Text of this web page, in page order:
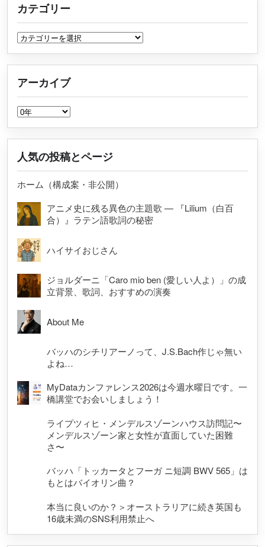
カテゴリー
カテゴリー
アーカイブ
アーカイブ
人気の投稿とページ
ホーム（構成案・非公開）
アニメ史に残る異色の主題歌 — 『Lilium（白百
合）』ラテン語歌詞の秘密
ハイサイおじさん
ジョルダーニ「Caro mio ben (愛しい人よ）」の成
立背景、歌詞、おすすめの演奏
About Me
バッハのシチリアーノって、J.S.Bach作じゃ無い
よね…
MyDataカンファレンス2026は今週水曜日です。一
橋講堂でお会いしましょう！
ライプツィヒ・メンデルスゾーンハウス訪問記〜
メンデルスゾーン家と女性が直面していた困難
さ〜
バッハ「トッカータとフーガ ニ短調 BWV 565」は
もとはバイオリン曲？
本当に良いのか？＞オーストラリアに続き英国も
16歳未満のSNS利用禁止へ